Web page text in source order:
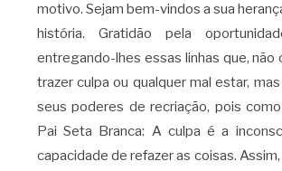
motivo. Sejam bem-vindos a sua
história. Gratidão pela
entregando-lhes essas linhas que, não
trazer culpa ou qualquer mal estar,
seus poderes de recriação, pois
Pai Seta Branca: A culpa é a
capacidade de refazer as coisas.